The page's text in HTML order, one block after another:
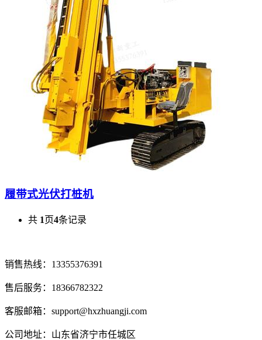
履带式光伏打桩机
共 1页4条记录
销售热线：13355376391
售后服务：18366782322
客服邮箱：support@hxzhuangji.com
公司地址：山东省济宁市任城区